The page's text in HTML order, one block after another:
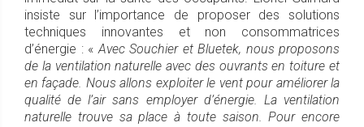
insiste sur l’importance de proposer des solutions
techniques innovantes et non consommatrices
d’énergie : «Avec Souchier et Bluetek, nous proposons
de la ventilation naturelle avec des ouvrants en toiture et
en façade. Nous allons exploiter le vent pour améliorer la
qualité de l’air sans employer d’énergie. La ventilation
naturelle trouve sa place à toute saison. Pour encore